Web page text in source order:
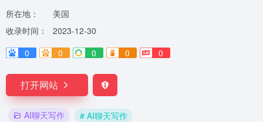
所在地：
美国
收录时间：
2023-12-30
0
0 0 0 0
打开网站
AI聊天写作 # AI聊天写作